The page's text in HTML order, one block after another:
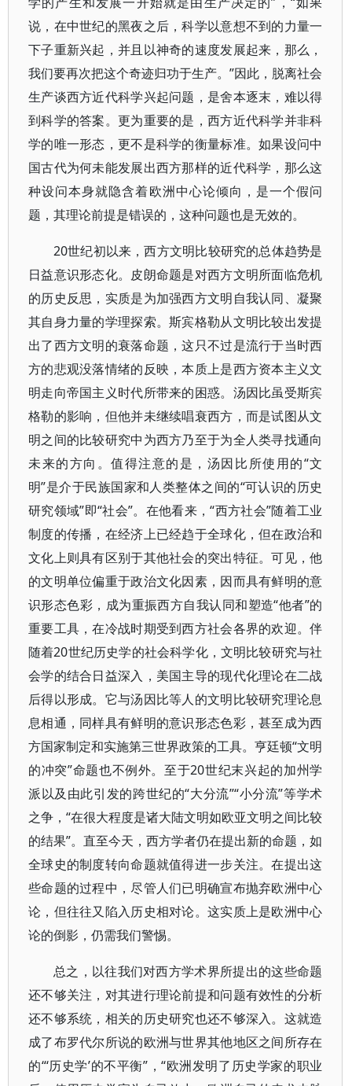
说，在中世纪的黑夜之后，科学以意想不到的力量一
下子重新兴起，并且以神奇的速度发展起来，那么，
我们要再次把这个奇迹归功于生产。”因此，脱离社会
生产谈西方近代科学兴起问题，是舍本逐末，难以得
到科学的答案。更为重要的是，西方近代科学并非科
学的唯一形态，更不是科学的衡量标准。如果设问中
国古代为何未能发展出西方那样的近代科学，那么这
种设问本身就隐含着欧洲中心论倾向，是一个假问
题，其理论前提是错误的，这种问题也是无效的。
20世纪初以来，西方文明比较研究的总体趋势是
日益意识形态化。皮朗命题是对西方文明所面临危机
的历史反思，实质是为加强西方文明自我认同、凝聚
其自身力量的学理探索。斯宾格勒从文明比较出发提
出了西方文明的衰落命题，这只不过是流行于当时西
方的悲观没落情绪的反映，本质上是西方资本主义文
明走向帝国主义时代所带来的困惑。汤因比虽受斯宾
格勒的影响，但他并未继续唱衰西方，而是试图从文
明之间的比较研究中为西方乃至于为全人类寻找通向
未来的方向。值得注意的是，汤因比所使用的“文
明”是介于民族国家和人类整体之间的“可认识的历史
研究领域”即“社会”。在他看来，“西方社会”随着工业
制度的传播，在经济上已经趋于全球化，但在政治和
文化上则具有区别于其他社会的突出特征。可见，他
的文明单位偏重于政治文化因素，因而具有鲜明的意
识形态色彩，成为重振西方自我认同和塑造“他者”的
重要工具，在冷战时期受到西方社会各界的欢迎。伴
随着20世纪历史学的社会科学化，文明比较研究与社
会学的结合日益深入，美国主导的现代化理论在二战
后得以形成。它与汤因比等人的文明比较研究理论息
息相通，同样具有鲜明的意识形态色彩，甚至成为西
方国家制定和实施第三世界政策的工具。亨廷顿“文明
的冲突”命题也不例外。至于20世纪末兴起的加州学
派以及由此引发的跨世纪的“大分流”“小分流”等学术
之争，“在很大程度是诸大陆文明如欧亚文明之间比较
的结果”。直至今天，西方学者仍在提出新的命题，如
全球史的制度转向命题就值得进一步关注。在提出这
些命题的过程中，尽管人们已明确宣布抛弃欧洲中心
论，但往往又陷入历史相对论。这实质上是欧洲中心
论的倒影，仍需我们警惕。
总之，以往我们对西方学术界所提出的这些命题
还不够关注，对其进行理论前提和问题有效性的分析
还不够系统，相关的历史研究也还不够深入。这就造
成了布罗代尔所说的欧洲与世界其他地区之间所存在
的“‘历史学’的不平衡”，“欧洲发明了历史学家的职业